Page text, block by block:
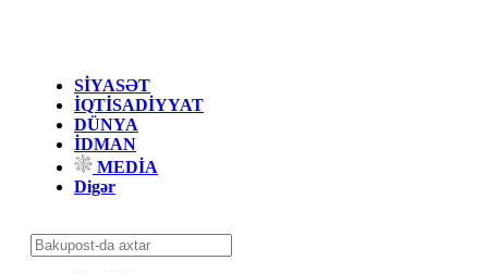
SİYASƏT
İQTİSADİYYAT
DÜNYA
İDMAN
MEDİA
Digər